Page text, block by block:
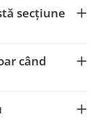
secțiune
când